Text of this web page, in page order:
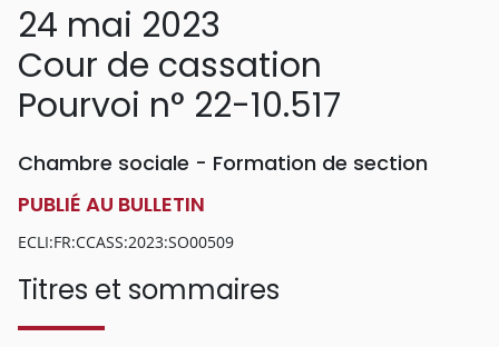
24 mai 2023
Cour de cassation
Pourvoi n° 22-10.517
Chambre sociale - Formation de section
PUBLIÉ AU BULLETIN
ECLI:FR:CCASS:2023:SO00509
Titres et sommaires